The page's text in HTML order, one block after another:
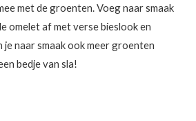
met de groenten. Voeg naar smaak
omelet af met verse bieslook en
je naar smaak ook meer groenten
bedje van sla!